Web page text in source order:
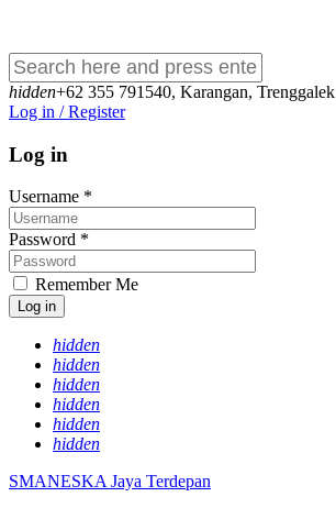
hidden+62 355 791540, Karangan, Trenggalek
Log in / Register
Log in
Username *
Password *
Remember Me
Log in
hidden
hidden
hidden
hidden
hidden
hidden
SMANESKA Jaya Terdepan